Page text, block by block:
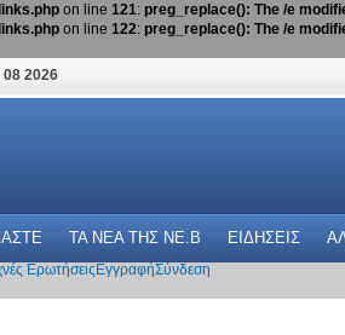
on line 121: preg_replace(): The /e
on line 122: preg_replace(): The /e
08 2026
ΤΑ ΝΕΑ THΣ NE.B ΕΙΔΗΣΕΙΣ
Ερωτήσεις ΕγγραφήΣύνδεση